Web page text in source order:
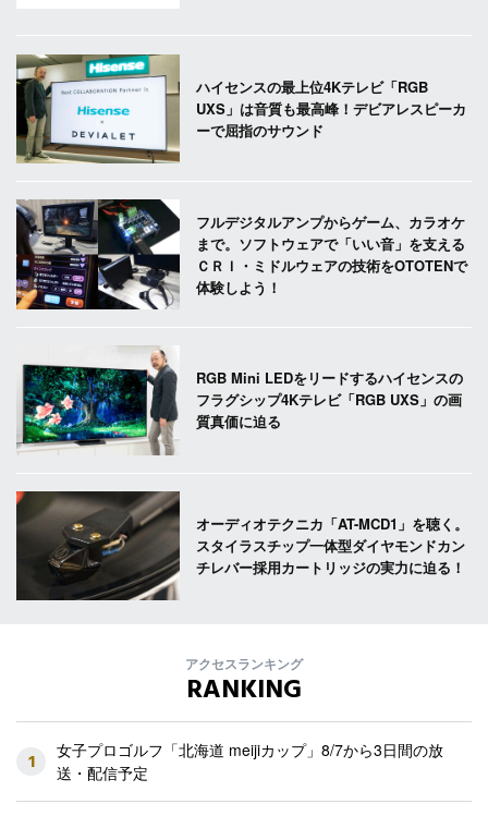
ハイセンスの最上位4Kテレビ「RGB
UXS」は音質も最高峰！デビアレスピーカ
ーで屈指のサウンド
フルデジタルアンプからゲーム、カラオケ
まで。ソフトウェアで「いい音」を支える
ＣＲＩ・ミドルウェアの技術をOTOTENで
体験しよう！
RGB Mini LEDをリードするハイセンスの
フラグシップ4Kテレビ「RGB UXS」の画
質真価に迫る
オーディオテクニカ「AT-MCD1」を聴く。
スタイラスチップ一体型ダイヤモンドカン
チレバー採用カートリッジの実力に迫る！
アクセスランキング
RANKING
1
女子プロゴルフ「北海道 meijiカップ」8/7から3日間の放
送・配信予定